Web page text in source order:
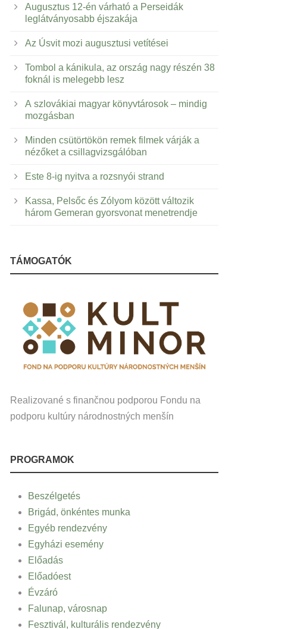
Augusztus 12-én várható a Perseidák
leglátványosabb éjszakája
Az Úsvit mozi augusztusi vetítései
Tombol a kánikula, az ország nagy részén 38
foknál is melegebb lesz
A szlovákiai magyar könyvtárosok – mindig
mozgásban
Minden csütörtökön remek filmek várják a
nézőket a csillagvizsgálóban
Este 8-ig nyitva a rozsnyói strand
Kassa, Pelsőc és Zólyom között változik
három Gemeran gyorsvonat menetrendje
TÁMOGATÓK
Realizované s finančnou podporou Fondu na
podporu kultúry národnostných menšín
PROGRAMOK
Beszélgetés
Brigád, önkéntes munka
Egyéb rendezvény
Egyházi esemény
Előadás
Előadóest
Évzáró
Falunap, városnap
Fesztivál, kulturális rendezvény